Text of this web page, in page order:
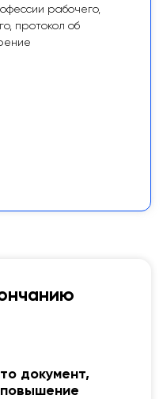
рабочего,
протокол об
Основная
факт